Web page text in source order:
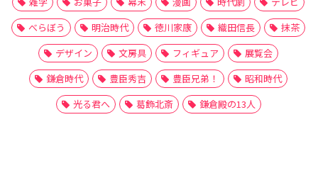
べらぼう
明治時代 徳川家康 織田信長
抹茶
デザイン
文房具 フィギュア
展覧会
鎌倉時代
豊臣秀吉 豊臣兄弟！
昭和時代
光る君へ
葛飾北斎 鎌倉殿の13人